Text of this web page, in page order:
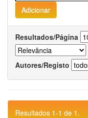
Resultados/Página
Autores/Registo
Resultados 1-1 de 1.